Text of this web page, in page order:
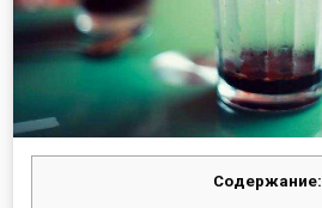
Содержание: